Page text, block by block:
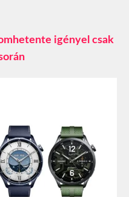
igényel csak